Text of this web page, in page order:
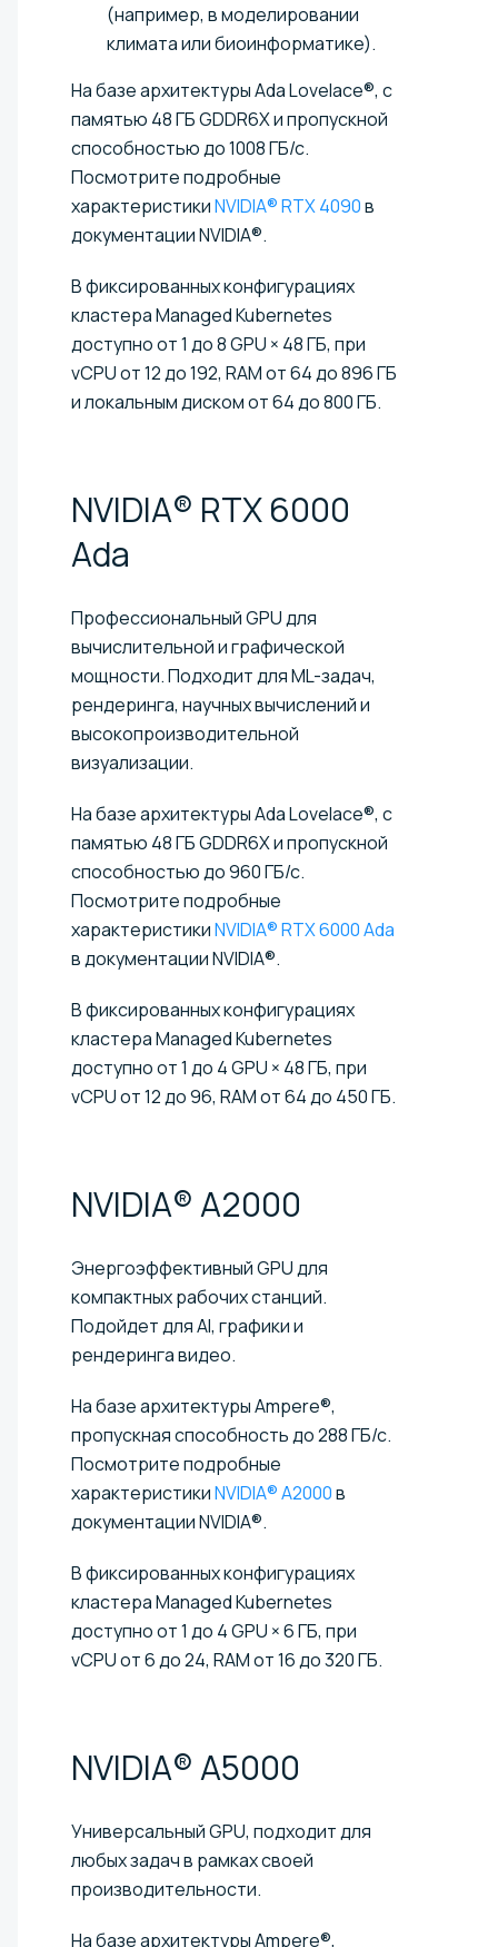
(например, в моделировании
климата или биоинформатике).
На базе архитектуры Ada Lovelace®, с
памятью 48 ГБ GDDR6X и пропускной
способностью до 1008 ГБ/с.
Посмотрите подробные
характеристикиNVIDIA® RTX 4090в
документации NVIDIA®.
В фиксированных конфигурациях
кластера Managed Kubernetes
доступно от 1 до 8 GPU × 48 ГБ, при
vCPU от 12 до 192, RAM от 64 до 896 ГБ
и локальным диском от 64 до 800 ГБ.
NVIDIA® RTX 6000
Ada
Профессиональный GPU для
вычислительной и графической
мощности. Подходит для ML-задач,
рендеринга, научных вычислений и
высокопроизводительной
визуализации.
На базе архитектуры Ada Lovelace®, с
памятью 48 ГБ GDDR6X и пропускной
способностью до 960 ГБ/с.
Посмотрите подробные
характеристикиNVIDIA® RTX 6000 Ada
в документации NVIDIA®.
В фиксированных конфигурациях
кластера Managed Kubernetes
доступно от 1 до 4 GPU × 48 ГБ, при
vCPU от 12 до 96, RAM от 64 до 450 ГБ.
NVIDIA®A2000
Энергоэффективный GPU для
компактных рабочих станций.
Подойдет для AI, графики и
рендеринга видео.
На базе архитектуры Ampere®,
пропускная способность до 288 ГБ/с.
Посмотрите подробные
характеристикиNVIDIA® A2000в
документации NVIDIA®.
В фиксированных конфигурациях
кластера Managed Kubernetes
доступно от 1 до 4 GPU × 6 ГБ, при
vCPU от 6 до 24, RAM от 16 до 320 ГБ.
NVIDIA®A5000
Универсальный GPU, подходит для
любых задач в рамках своей
производительности.
На базе архитектуры Ampere®,